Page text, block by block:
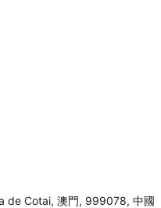
de Cotai, 澳門, 999078, 中國